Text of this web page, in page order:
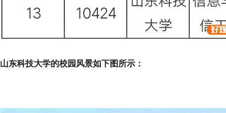
山东科技大学的校园风景如下图所示：